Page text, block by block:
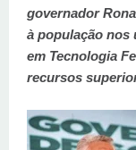
governador
à população nos
em Tecnologia
recursos